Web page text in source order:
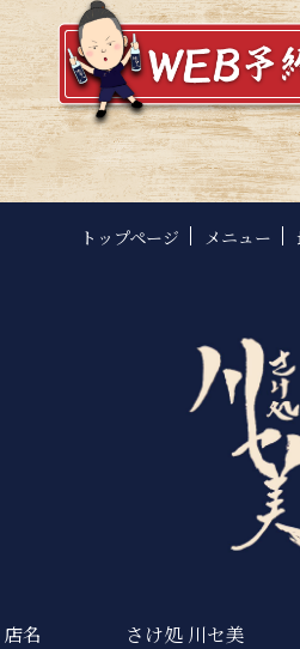
トップページ メニュー
店名
さけ処 川セ美